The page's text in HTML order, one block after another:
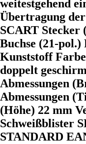
weitestgehend
Übertragung der
SCART Stecker
Buchse (21-
Kunststoff
doppelt
Abmessungen
Abmessungen
(Höhe) 22 mm
Schweißblister
STANDARD